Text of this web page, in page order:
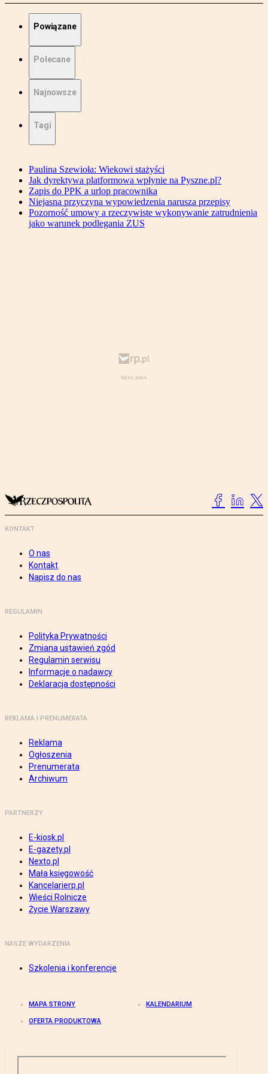
Powiązane
Polecane
Najnowsze
Tagi
Paulina Szewioła: Wiekowi stażyści
Jak dyrektywa platformowa wpłynie na Pyszne.pl?
Zapis do PPK a urlop pracownika
Niejasna przyczyna wypowiedzenia narusza przepisy
Pozorność umowy a rzeczywiste wykonywanie zatrudnienia
jako warunek podlegania ZUS
KONTAKT
O nas
Kontakt
Napisz do nas
REGULAMIN
Polityka Prywatności
Zmiana ustawień zgód
Regulamin serwisu
Informacje o nadawcy
Deklaracja dostępności
REKLAMA I PRENUMERATA
Reklama
Ogłoszenia
Prenumerata
Archiwum
PARTNERZY
E-kiosk.pl
E-gazety.pl
Nexto.pl
Mała księgowość
Kancelarierp.pl
Wieści Rolnicze
Życie Warszawy
NASZE WYDARZENIA
Szkolenia i konferencje
MAPA STRONY KALENDARIUM
OFERTA PRODUKTOWA